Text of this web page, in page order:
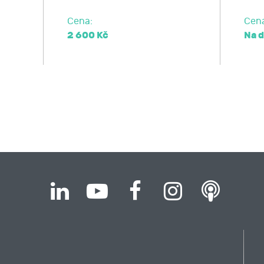
Cena:
2 600 Kč Na